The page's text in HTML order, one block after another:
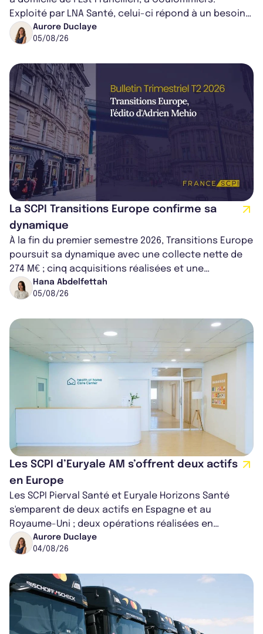
Exploité par LNA Santé, celui-ci répond à un besoin
médical croissant, qui s...
Aurore Duclaye
05/08/26
La SCPI Transitions Europe confirme sa
dynamique
À la fin du premier semestre 2026, Transitions Europe
poursuit sa dynamique avec une collecte nette de
274 M€ ; cinq acquisitions réalisées et une
capitalisation portée à 1,38 Md€....
Hana Abdelfettah
05/08/26
Les SCPI d’Euryale AM s’offrent deux actifs
en Europe
Les SCPI Pierval Santé et Euryale Horizons Santé
s'emparent de deux actifs en Espagne et au
Royaume-Uni ; deux opérations réalisées en
partenariat. Ces co-acquisitions permettent a...
Aurore Duclaye
04/08/26